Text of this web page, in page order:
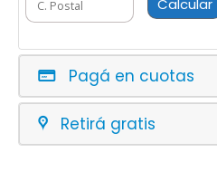
Pagá en cuotas
Retirá gratis